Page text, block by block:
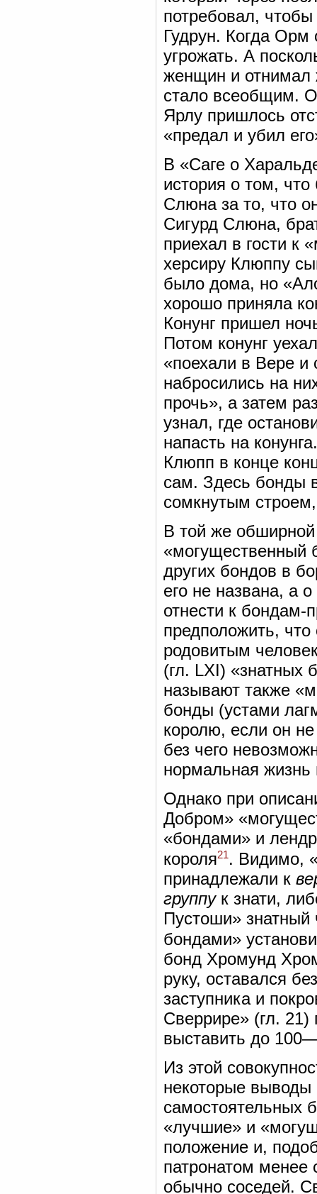
потребовал,
Гудрун. Когда Орм
угрожать. А
женщин и отнимал
стало всеобщим.
Ярлу пришлось
«предал и убил
В «Саге о
история о том, что
Слюна за то, что
Сигурд Слюна,
приехал в гости к
херсиру Клюппу
было дома, но
хорошо приняла
Конунг пришел
Потом конунг
«поехали в Вере и
набросились на
прочь», а затем
узнал, где
напасть на
Клюпп в конце
сам. Здесь бонды
сомкнутым
В той же
«могущественный
других бондов в
его не названа, а
отнести к бондам-
предположить,
родовитым
(гл. LXI) «знатных
называют также
бонды (устами
королю, если он
без чего
нормальная жизнь
Однако при
Добром»
«бондами» и
короля21. Видимо,
принадлежали к
группук знати,
Пустоши»
бондами»
бонд Хромунд
руку, оставался
заступника и
Сверрире» (гл. 21)
выставить до
Из этой
некоторые выводы
самостоятельных
«лучшие» и
положение и,
патронатом менее
обычно соседей.